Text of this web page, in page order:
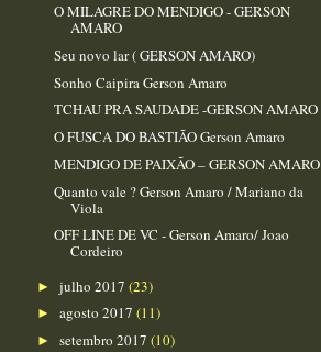
O MILAGRE DO MENDIGO - GERSON
AMARO
Seu novo lar ( GERSON AMARO)
Sonho Caipira Gerson Amaro
TCHAU PRA SAUDADE -GERSON AMARO
O FUSCA DO BASTIÃO Gerson Amaro
MENDIGO DE PAIXÃO – GERSON AMARO
Quanto vale ? Gerson Amaro / Mariano da
Viola
OFF LINE DE VC - Gerson Amaro/ Joao
Cordeiro
► julho 2017 (23)
► agosto 2017 (11)
► setembro 2017 (10)